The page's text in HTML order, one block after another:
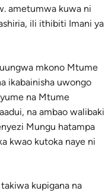
ametumwa kuwa ni
ili ithibiti Imani ya
mkono Mtume
ikabainisha uwongo
na Mtume
na ambao walibaki
Mungu hatampa
kwao kutoka naye ni
kupigana na